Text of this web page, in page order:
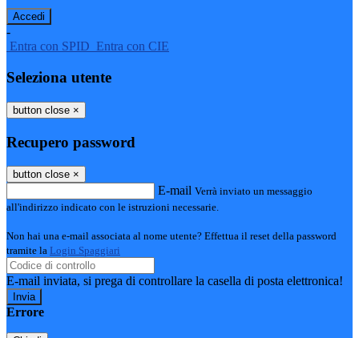
-
Entra con SPID Entra con CIE
Seleziona utente
button close ×
Recupero password
button close ×
E-mail Verrà inviato un messaggio
all'indirizzo indicato con le istruzioni necessarie.
Non hai una e-mail associata al nome utente? Effettua il reset della password
tramite la Login Spaggiari
E-mail inviata, si prega di controllare la casella di posta elettronica!
Errore